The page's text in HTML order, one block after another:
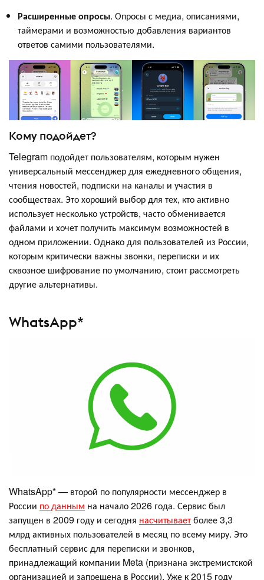
Расширенные опросы. Опросы с медиа, описаниями,
таймерами и возможностью добавления вариантов
ответов самими пользователями.
Кому подойдет?
Telegram подойдет пользователям, которым нужен
универсальный мессенджер для ежедневного общения,
чтения новостей, подписки на каналы и участия в
сообществах. Это хороший выбор для тех, кто активно
использует несколько устройств, часто обменивается
файлами и хочет получить максимум возможностей в
одном приложении. Однако для пользователей из России,
которым критически важны звонки, переписки и их
сквозное шифрование по умолчанию, стоит рассмотреть
другие альтернативы.
WhatsApp*
WhatsApp* — второй по популярности мессенджер в
России по данным на начало 2026 года. Сервис был
запущен в 2009 году и сегодня насчитываетболее 3,3
млрд активных пользователей в месяц по всему миру. Это
бесплатный сервис для переписки и звонков,
принадлежащий компании Meta (признана экстремистской
организацией и запрещена в России). Уже к 2015 году